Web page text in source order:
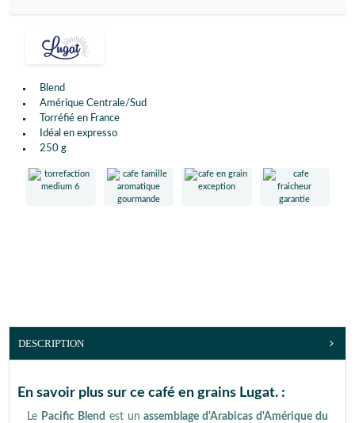
Blend
Amérique Centrale/Sud
Torréfié en France
Idéal en expresso
250 g
DESCRIPTION
En savoir plus sur ce café en grains Lugat. :
Le Pacific Blend est unassemblage d'Arabicas d'Amérique du